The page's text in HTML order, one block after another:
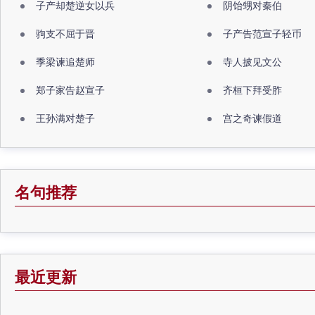
子产却楚逆女以兵 阴饴甥对秦伯
驹支不屈于晋 子产告范宣子轻币
季梁谏追楚师 寺人披见文公
郑子家告赵宣子 齐桓下拜受胙
王孙满对楚子 宫之奇谏假道
名句推荐
最近更新